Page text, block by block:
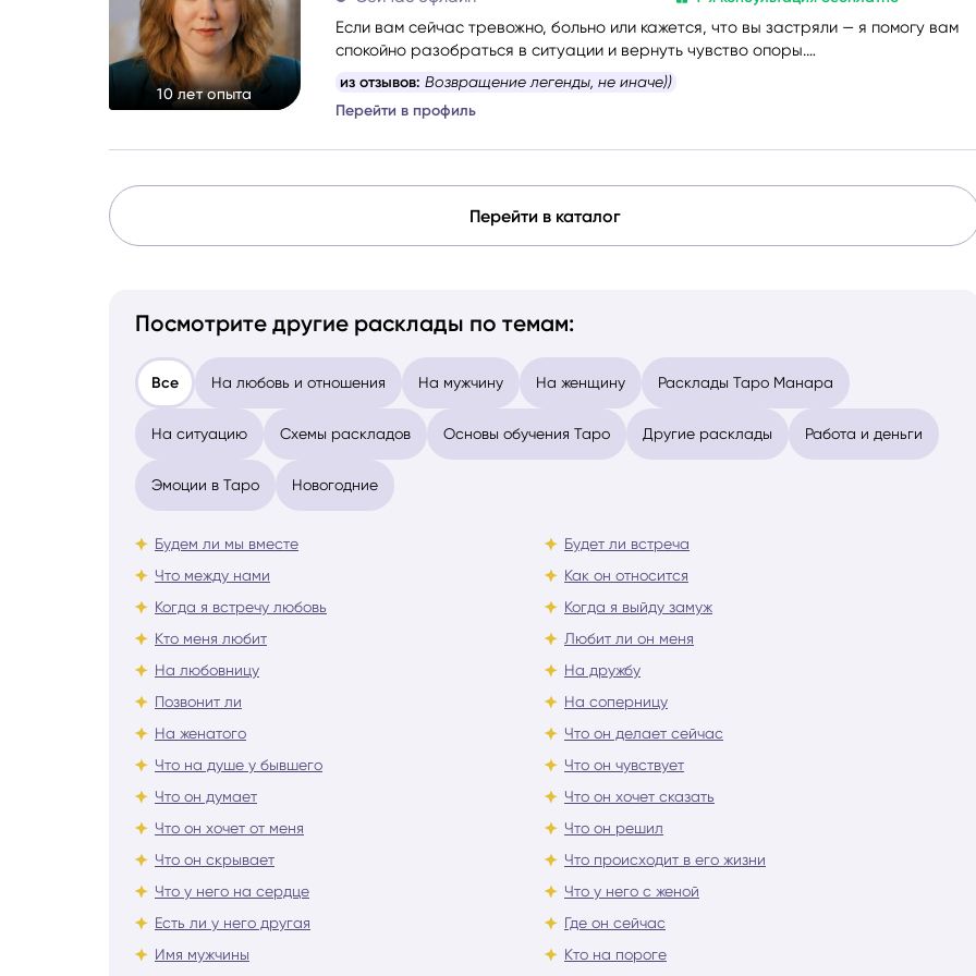
10 лет опыта
Если вам сейчас тревожно, больно или кажется, что вы застряли — я помогу вам
спокойно разобраться в ситуации и вернуть чувство опоры.
Со мной можно говорить честно и без страха быть осуждённой. Я мягко и бережно
проведу вас через сложные эмоции, помогу увидеть перспективу и найти
решение, которое принесёт облегчение.
из отзывов: Всегда ваши слова совпадают с реальностью на 💯 %
Перейти в профиль
Перейти в каталог
Посмотрите другие расклады по темам:
Все На любовь и отношения На мужчину На женщину Расклады Таро Манара
На ситуацию Схемы раскладов Основы обучения Таро Другие расклады Работа и деньги
Эмоции в Таро Новогодние
Будем ли мы вместе
Что между нами
Когда я встречу любовь
Кто меня любит
На любовницу
Позвонит ли
На женатого
Что на душе у бывшего
Что он думает
Что он хочет от меня
Что он скрывает
Что у него на сердце
Есть ли у него другая
Имя мужчины
Будет ли встреча
Как он относится
Когда я выйду замуж
Любит ли он меня
На дружбу
На соперницу
Что он делает сейчас
Что он чувствует
Что он хочет сказать
Что он решил
Что происходит в его жизни
Что у него с женой
Где он сейчас
Кто на пороге